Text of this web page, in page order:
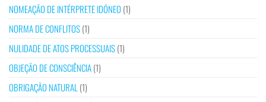
NOMEAÇÃO DE INTÉRPRETE IDÓNEO (1)
NORMA DE CONFLITOS(1)
NULIDADE DE ATOS PROCESSUAIS(1)
OBJEÇÃO DE CONSCIÊNCIA(1)
OBRIGAÇÃO NATURAL (1)